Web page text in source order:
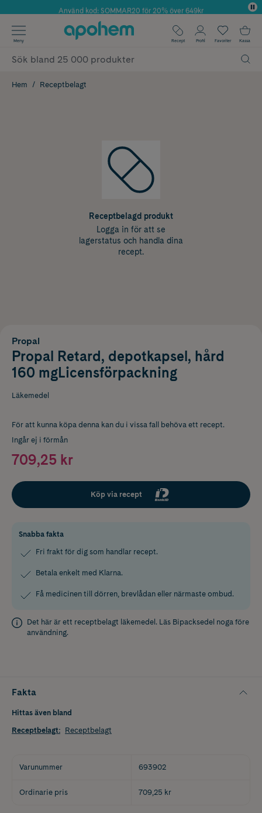
Årets Butik 2025 inom Skönhet
Använd kod: SOMMAR20 för 20% över 649kr
✓ Fri frakt
✓ Poäng på alla köp*
Meny Recept Profil Favoriter Kassa
Hem Receptbelagt
Receptbelagd produkt
Logga in för att se
lagerstatus och handla dina
recept.
Propal
Propal Retard, depotkapsel, hård
160 mgLicensförpackning
Läkemedel
För att kunna köpa denna kan du i vissa fall behöva ett recept.
Ingår ej i förmån
709,25 kr
Köp via recept
Snabba fakta
Fri frakt för dig som handlar recept.
Betala enkelt med Klarna.
Få medicinen till dörren, brevlådan eller närmaste ombud.
Det här är ett receptbelagt läkemedel. Läs Bipacksedel noga före
användning.
Fakta
Hittas även bland
Receptbelagt: Receptbelagt
Varunummer 693902
Ordinarie pris 709,25 kr